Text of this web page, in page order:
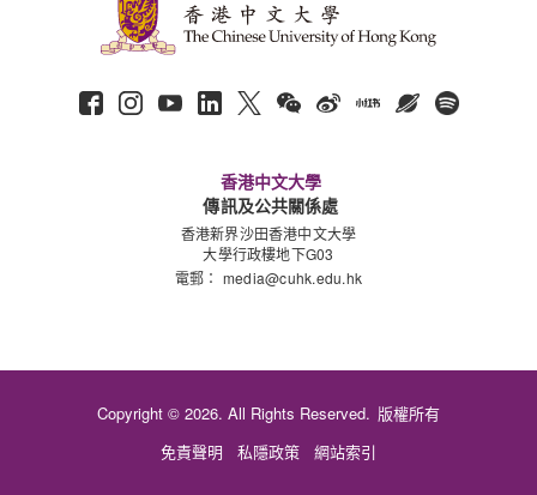
香港中文大學
傳訊及公共關係處
香港新界沙田香港中文大學
大學行政樓地下G03
電郵： media@cuhk.edu.hk
Copyright © 2026. All Rights Reserved. 版權所有
免責聲明
私隱政策 網站索引